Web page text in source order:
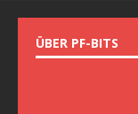
ÜBER PF-BITS